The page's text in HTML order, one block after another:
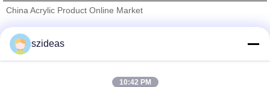
China Acrylic Product Online Market
Trust Seal
szideas
10:42 PM